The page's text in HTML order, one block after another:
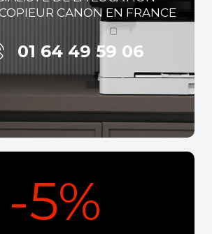
CANON EN FRANCE
01 64 49 59 06
-5%